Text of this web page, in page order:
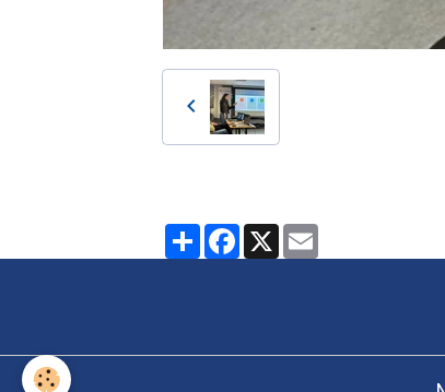
PartagerFacebook
X